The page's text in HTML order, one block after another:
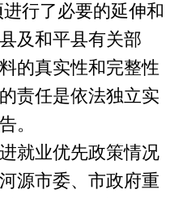
行了必要的延伸和
及和平县有关部
的真实性和完整性
责任是依法独立实
。
业优先政策情况
市委、市政府重